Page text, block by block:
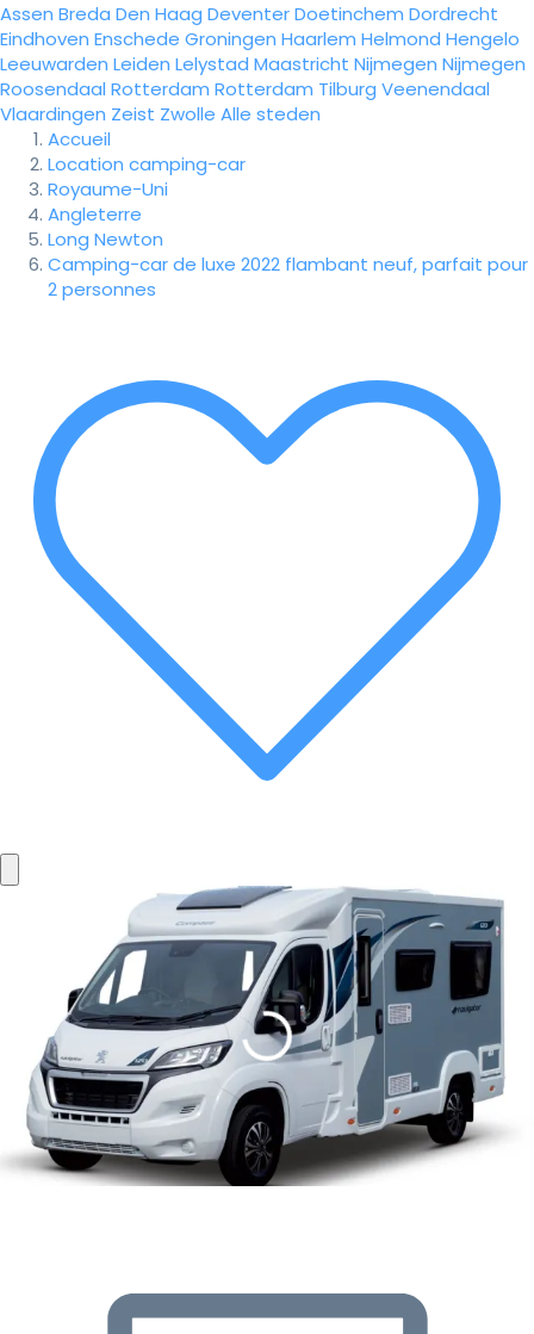
Assen Breda Den Haag DeventerDoetinchem Dordrecht
Eindhoven Enschede Groningen Haarlem Helmond Hengelo
Leeuwarden Leiden Lelystad Maastricht Nijmegen Nijmegen
Roosendaal Rotterdam Rotterdam Tilburg Veenendaal
Vlaardingen Zeist Zwolle Alle steden
Accueil
Location camping-car
Royaume-Uni
Angleterre
Long Newton
Camping-car de luxe 2022 flambant neuf, parfait pour
2 personnes